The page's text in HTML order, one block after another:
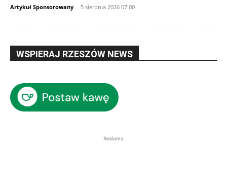
Artykuł Sponsorowany - 5 sierpnia 2026 07:00
WSPIERAJ RZESZÓW NEWS
Reklama